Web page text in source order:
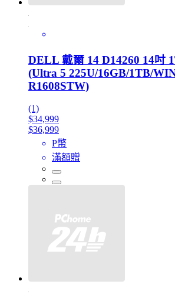
DELL 戴爾 14 D14260 14吋
(Ultra 5 225U/16GB/1TB/
R1608STW)
(1)
$34,999
$36,999
P幣
滿額贈